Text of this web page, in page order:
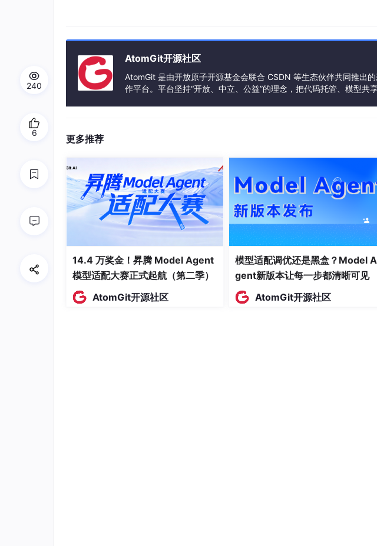
AtomGit开源社区
AtomGit 是由开放原子开源基金会联合 CSDN 等生态伙伴共同推出
作平台。平台坚持“开放、中立、公益”的理念，把代码托管、模型共
更多推荐
14.4 万奖金！昇腾 Model Agent
模型适配大赛正式起航（第二季）
AtomGit开源社区
模型适配调优还是黑盒？Model A
gent新版本让每一步都清晰可见
AtomGit开源社区
240
6